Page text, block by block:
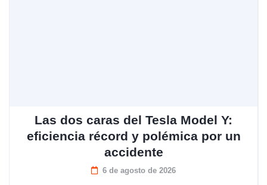
Las dos caras del Tesla Model Y:
eficiencia récord y polémica por un
accidente
6 de agosto de 2026